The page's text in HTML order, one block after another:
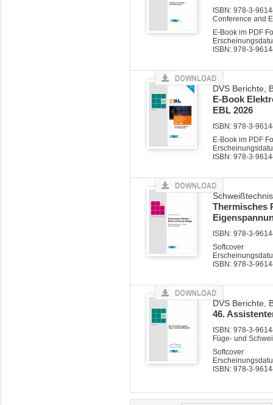
ISBN: 978-3-
Conference and
E-Book im PDF
ISBN: 978-3-
DVS Berichte,
E-Book
EBL 2026
ISBN: 978-3-
E-Book im PDF
ISBN: 978-3-
Thermisches
ISBN: 978-3-
Softcover
ISBN: 978-3-
DVS Berichte,
46.
ISBN: 978-3-
Füge- und
Softcover
ISBN: 978-3-